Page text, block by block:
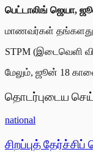
பெட்டாலிங் ஜெயா,
மாணவர்கள் தங்களது
STPM (இடைவெளி
மேலும், ஜூன் 18
தொடர்புடைய
national
சிறப்புத்